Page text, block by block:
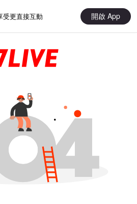
受更直接互動 開啟 App